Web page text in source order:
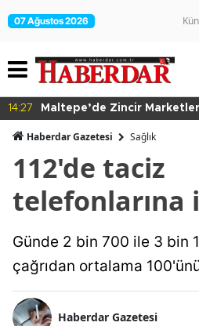
07 Ağustos 2026
14:27 Maltepe’de Zincir
Haberdar Gazetesi Sağlık
112'de taciz
telefonlarına
Günde 2 bin 700 ile 3 bin
çağrıdan ortalama
Haberdar Gazetesi